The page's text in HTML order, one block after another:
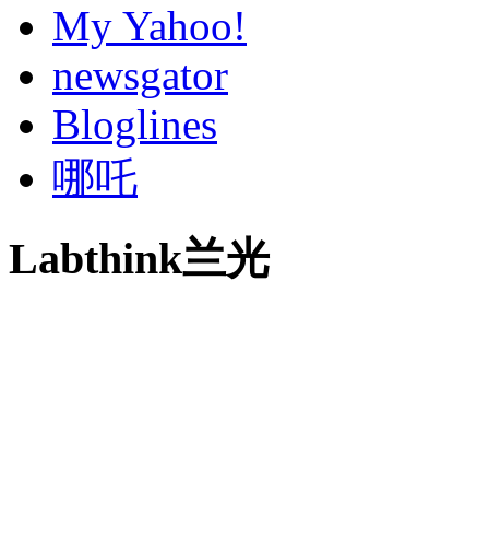
My Yahoo!
newsgator
Bloglines
哪吒
Labthink兰光